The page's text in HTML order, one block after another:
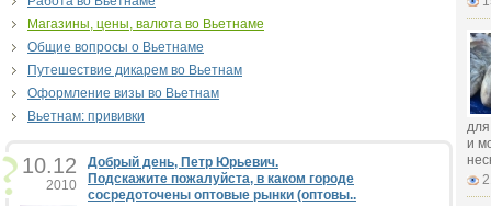
Магазины, цены, валюта во Вьетнаме
Общие вопросы о Вьетнаме
Путешествие дикарем во Вьетнам
Оформление визы во Вьетнам
Вьетнам: прививки
10.12
2010
Добрый день, Петр Юрьевич.
Подскажите пожалуйста, в каком городе
сосредоточены оптовые рынки (оптовы..
и